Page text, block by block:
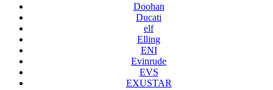
Doohan
Ducati
elf
Elling
ENI
Evinrude
EVS
EXUSTAR